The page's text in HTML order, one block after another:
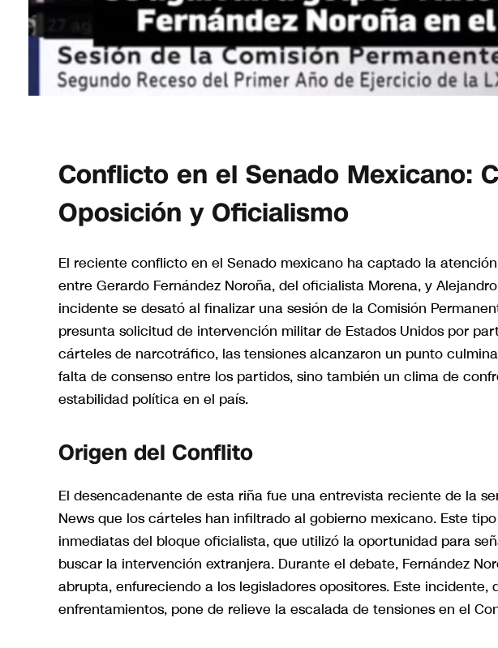
Conflicto en el Senado Mexicano:
Oposición y Oficialismo
El reciente conflicto en el Senado mexicano ha captado la
entre Gerardo Fernández Noroña, del oficialista Morena, y
incidente se desató al finalizar una sesión de la Comisión
presunta solicitud de intervención militar de Estados Unidos por
cárteles de narcotráfico, las tensiones alcanzaron un punto
falta de consenso entre los partidos, sino también un clima de
estabilidad política en el país.
Origen del Conflito
El desencadenante de esta riña fue una entrevista reciente de la
News que los cárteles han infiltrado al gobierno mexicano. Este
inmediatas del bloque oficialista, que utilizó la oportunidad para
buscar la intervención extranjera. Durante el debate, Fernández
abrupta, enfureciendo a los legisladores opositores. Este incidente,
enfrentamientos, pone de relieve la escalada de tensiones en el